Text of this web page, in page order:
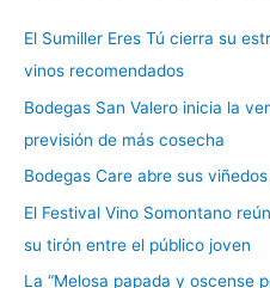
El Sumiller Eres Tú cierra su
vinos recomendados
Bodegas San Valero inicia la
previsión de más cosecha
Bodegas Care abre sus
El Festival Vino Somontano
su tirón entre el público joven
La “Melosa papada y oscense
t
e
g
o
r
í
a
s